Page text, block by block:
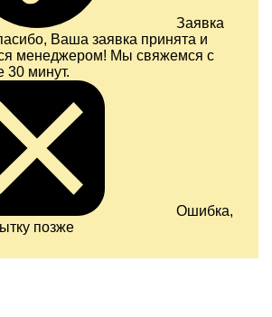
Заявка
Ваша заявка принята и
менеджером! Мы свяжемся с
30 минут.
Ошибка,
позже